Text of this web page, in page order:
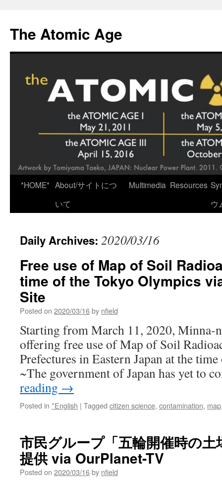
content
The Atomic Age
*HOME* About/サイトにつ
いて
Multimedia Resources
ウ
Daily Archives: 2020/03/16
Free use of Map of Soil
time of the Tokyo Olympics
Site
Posted on 2020/03/16by nfield
Starting from March 11, 2020, Minna-
offering free use of Map of Soil
Prefectures in Eastern Japan at the
~The government of Japan has yet to
reading →
Posted in *English | Tagged citizen science, contamination, map
市民グループ「五輪開催時の土
提供 via OurPlanet-TV
Posted on 2020/03/16by nfield